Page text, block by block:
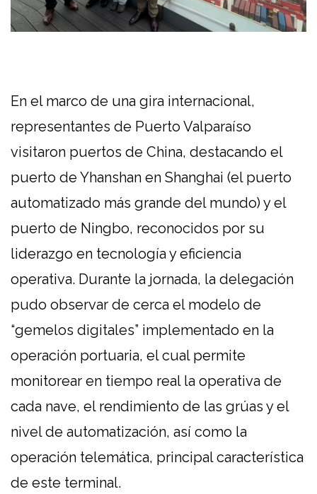
En el marco de una gira internacional,
representantes de Puerto Valparaíso
visitaron puertos de China, destacando el
puerto de Yhanshan en Shanghai (el puerto
automatizado más grande del mundo) y el
puerto de Ningbo, reconocidos por su
liderazgo en tecnología y eficiencia
operativa. Durante la jornada, la delegación
pudo observar de cerca el modelo de
“gemelos digitales” implementado en la
operación portuaria, el cual permite
monitorear en tiempo real la operativa de
cada nave, el rendimiento de las grúas y el
nivel de automatización, así como la
operación telemática, principal característica
de este terminal.